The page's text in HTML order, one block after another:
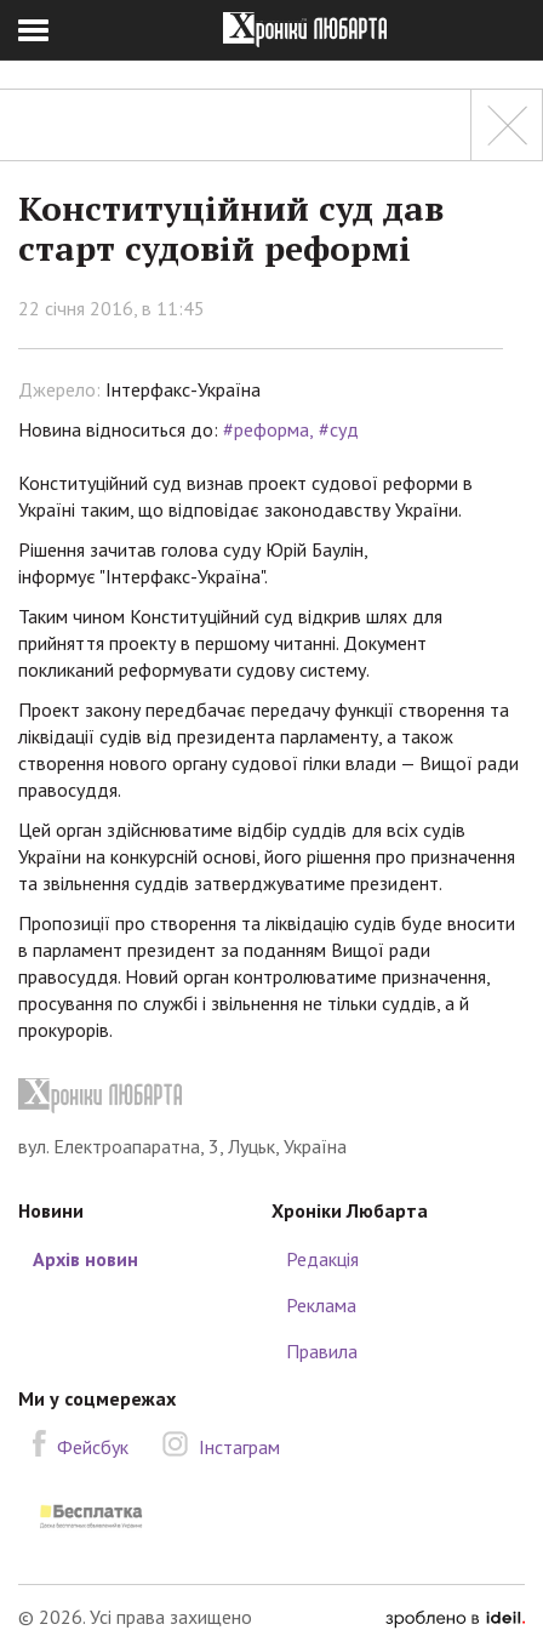
Конституційний суд дав
старт судовій реформі
22 січня 2016, в 11:45
Джерело: Інтерфакс-Україна
Новина відноситься до: #реформа #суд
Конституційний суд визнав проект судової реформи в
Україні таким, що відповідає законодавству України.
Рішення зачитав голова суду Юрій Баулін,
інформує "Інтерфакс-Україна".
Таким чином Конституційний суд відкрив шлях для
прийняття проекту в першому читанні. Документ
покликаний реформувати судову систему.
Проект закону передбачає передачу функції створення та
ліквідації судів від президента парламенту, а також
створення нового органу судової гілки влади — Вищої ради
правосуддя.
Цей орган здійснюватиме відбір суддів для всіх судів
України на конкурсній основі, його рішення про призначення
та звільнення суддів затверджуватиме президент.
Пропозиції про створення та ліквідацію судів буде вносити
в парламент президент за поданням Вищої ради
правосуддя. Новий орган контролюватиме призначення,
просування по службі і звільнення не тільки суддів, а й
прокурорів.
вул. Електроапаратна, 3, Луцьк, Україна
Новини
Архів новин
Хроніки Любарта
Редакція
Реклама
Правила
Ми у соцмережах
Фейсбук
Інстаграм
© 2026. Усі права захищено зроблено